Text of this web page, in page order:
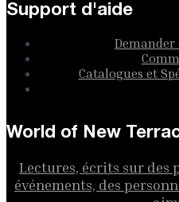
Support d'aide
Catalogues et
World of New
Lectures, écrits sur des
événements, des